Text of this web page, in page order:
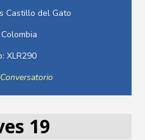
Castillo del Gato
Colombia
XLR290
19